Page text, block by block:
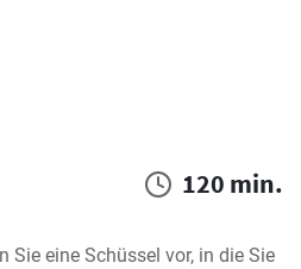
120 min.
Sie eine Schüssel vor, in die Sie